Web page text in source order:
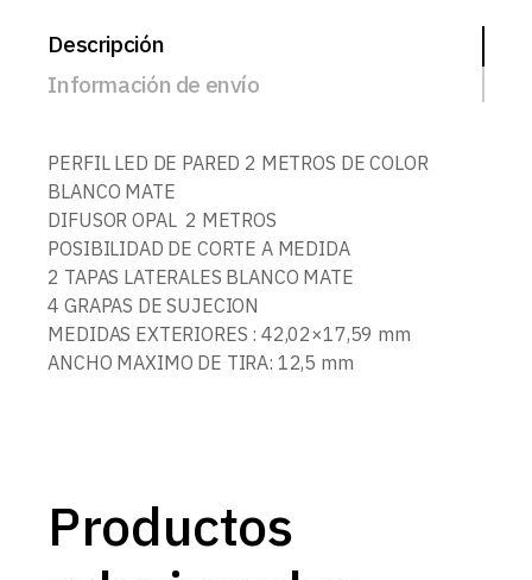
Descripción
Información de envío
PERFIL LED DE PARED 2 METROS DE COLOR
BLANCO MATE
DIFUSOR OPAL 2 METROS
POSIBILIDAD DE CORTE A MEDIDA
2 TAPAS LATERALES BLANCO MATE
4 GRAPAS DE SUJECION
MEDIDAS EXTERIORES : 42,02×17,59 mm
ANCHO MAXIMO DE TIRA: 12,5 mm
Productos